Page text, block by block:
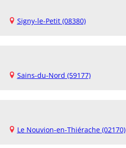
Signy-le-Petit (08380)
Sains-du-Nord (59177)
Le Nouvion-en-Thiérache (02170)